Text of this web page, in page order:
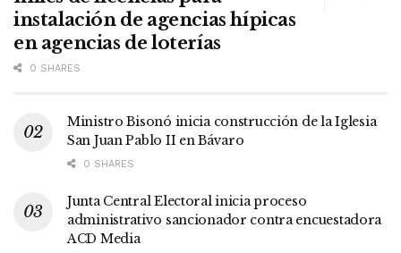
instalación de agencias hípicas
en agencias de loterías
0 SHARES
Ministro Bisonó inicia construcción de la Iglesia
San Juan Pablo II en Bávaro
0 SHARES
Junta Central Electoral inicia proceso
administrativo sancionador contra encuestadora
ACD Media